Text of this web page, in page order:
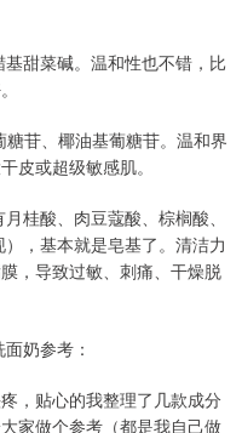
甜菜碱。温和性也不错，比
苷、椰油基葡糖苷。温和界
皮或超级敏感肌。
桂酸、肉豆蔻酸、棕榈酸、
，基本就是皂基了。清洁力
，导致过敏、刺痛、干燥脱
奶参考：
，贴心的我整理了几款成分
家做个参考（都是我自己做